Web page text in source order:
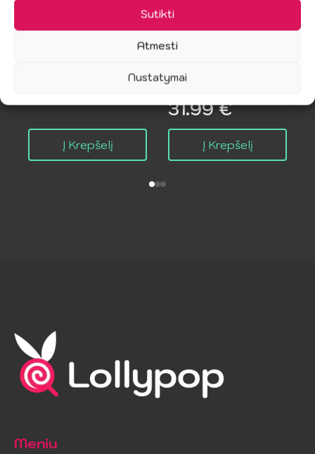
Sutikti
Atmesti
Nustatymai
STROKER
Į Krepšelį
PDX PLUS –
Dvigubas
Malonumas
masturbatorius
31.99€
Į Krepšelį
Meniu